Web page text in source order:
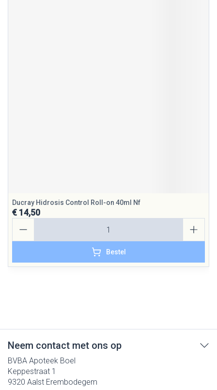
Ducray Hidrosis Control Roll-on 40ml Nf
€ 14,50
Bestel
Neem contact met ons op
BVBA Apoteek Boel
Keppestraat 1
9320 Aalst Erembodegem